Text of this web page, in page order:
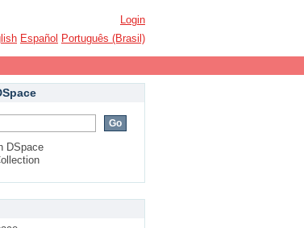
Login
Español Português (Brasil)
DSpace